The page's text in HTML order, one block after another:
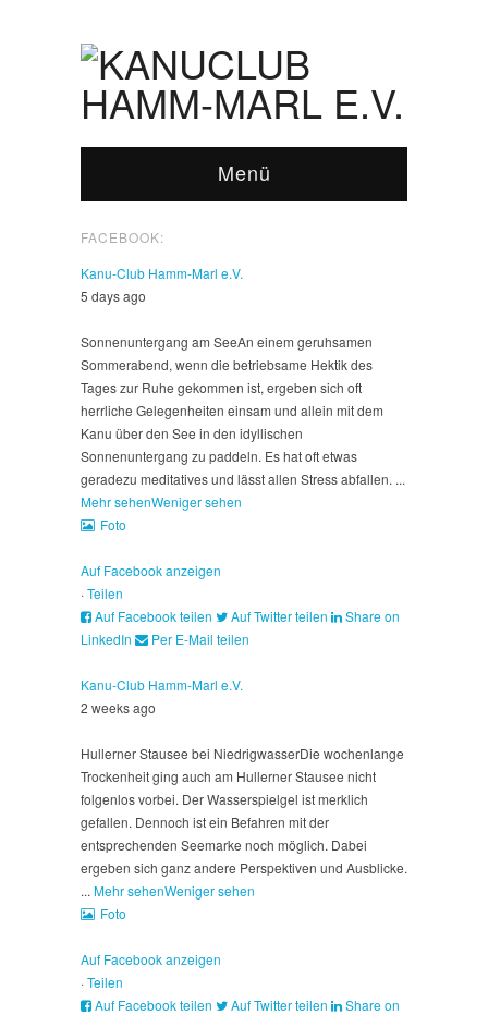
Menü
FACEBOOK:
Kanu-Club Hamm-Marl e.V.
5 days ago
Sonnenuntergang am SeeAn einem geruhsamen
Sommerabend, wenn die betriebsame Hektik des
Tages zur Ruhe gekommen ist, ergeben sich oft
herrliche Gelegenheiten einsam und allein mit dem
Kanu über den See in den idyllischen
Sonnenuntergang zu paddeln. Es hat oft etwas
geradezu meditatives und lässt allen Stress abfallen. ...
Mehr sehenWeniger sehen
Foto
Auf Facebook anzeigen
·Teilen
Auf Facebook teilen
Auf Twitter teilen
Share on
LinkedIn
Per E-Mail teilen
Kanu-Club Hamm-Marl e.V.
2 weeks ago
Hullerner Stausee bei NiedrigwasserDie wochenlange
Trockenheit ging auch am Hullerner Stausee nicht
folgenlos vorbei. Der Wasserspielgel ist merklich
gefallen. Dennoch ist ein Befahren mit der
entsprechenden Seemarke noch möglich. Dabei
ergeben sich ganz andere Perspektiven und Ausblicke.
... Mehr sehenWeniger sehen
Foto
Auf Facebook anzeigen
·Teilen
Auf Facebook teilen
Auf Twitter teilen
Share on